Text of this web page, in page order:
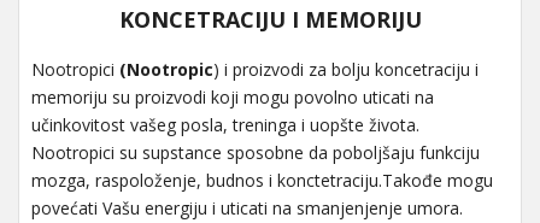
KONCETRACIJU I MEMORIJU
Nootropici (Nootropic) i proizvodi za bolju koncetraciju i
memoriju su proizvodi koji mogu povolno uticati na
učinkovitost vašeg posla, treninga i uopšte života.
Nootropici su supstance sposobne da poboljšaju funkciju
mozga, raspoloženje, budnos i konctetraciju.Takođe mogu
povećati Vašu energiju i uticati na smanjenjenje umora.